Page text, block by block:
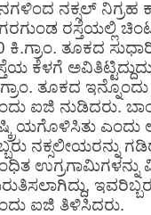
ನಕ್ಸಲ್ ನಿಗ್ರಹ
ರಸ್ತೆಯಲ್ಲಿ
ಕಿ.ಗ್ರಾಂ. ತೂಕದ
ಕೆಳಗೆ
ಗ್ರಾಂ. ತೂಕದ ಇನ್ನೊಂದು
ಐಜಿ ನುಡಿದರು.
ಎಂದು
ನಕ್ಸಲೀಯರನ್ನು
ಉಗ್ರಗಾಮಿಗಳನ್ನು
,
ಐಜಿ ತಿಳಿಸಿದರು.